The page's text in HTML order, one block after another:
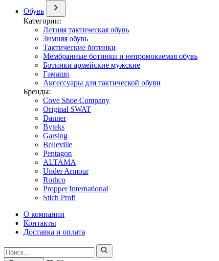
Обувь
Категории:
Летняя тактическая обувь
Зимняя обувь
Тактические ботинки
Мембранные ботинки и непромокаемая обувь
Ботинки армейские мужские
Гамаши
Аксессуары для тактической обуви
Бренды:
Cove Shoe Company
Original SWAT
Danner
Byteks
Garsing
Belleville
Pentagon
ALTAMA
Under Armour
Rothco
Propper International
Stich Profi
О компании
Контакты
Доставка и оплата